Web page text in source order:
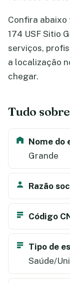
Confira abaixo
174 USF Sitio
serviços,
a localização
chegar.
Tudo
Nome do
Grande
Razão
Código
Tipo de
Saúde/